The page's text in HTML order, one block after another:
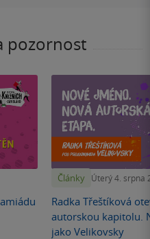
pozornost
Články Úterý 4. srpna
Radka Třeštíková
autorskou kapitolu.
jako Velikovsky